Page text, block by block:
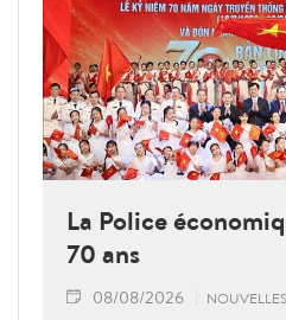
La Police
70 ans
08/08/2026 NOUVELLES